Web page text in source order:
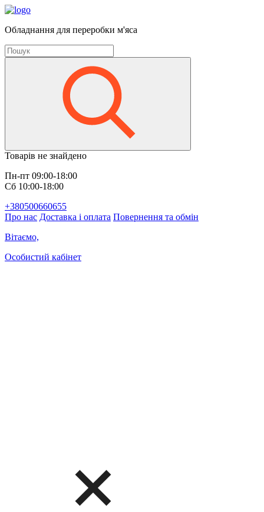
Обладнання для переробки м'яса
Товарів не знайдено
Пн-пт 09:00-18:00
Сб 10:00-18:00
+380500660655
Про нас Доставка і оплата Повернення та обмін
Вітаємо,
Особистий кабінет